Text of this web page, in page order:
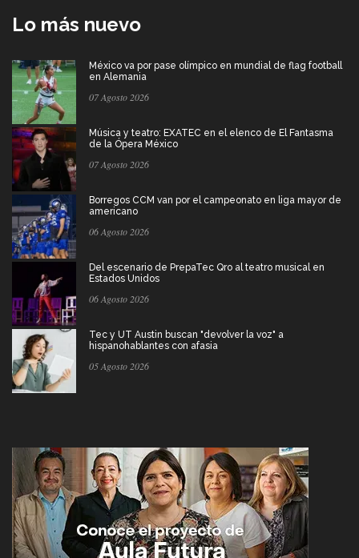
Lo más nuevo
México va por pase olímpico en mundial de flag football
en Alemania
07 Agosto 2026
Música y teatro: EXATEC en el elenco de El Fantasma
de la Ópera México
07 Agosto 2026
Borregos CCM van por el campeonato en liga mayor de
americano
06 Agosto 2026
Del escenario de PrepaTec Qro al teatro musical en
Estados Unidos
06 Agosto 2026
Tec y UT Austin buscan "devolver la voz" a
hispanohablantes con afasia
05 Agosto 2026